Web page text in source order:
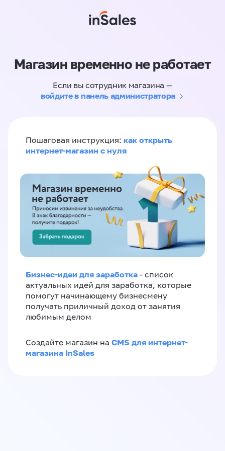
Магазин временно не работает
Если вы сотрудник магазина —
войдите в панель администратора
Пошаговая инструкция: как открыть
интернет-магазин с нуля
Бизнес-идеи для заработка - список
актуальных идей для заработка, которые
помогут начинающему бизнесмену
получать приличный доход от занятия
любимым делом
Создайте магазин на CMS для интернет-
магазина InSales